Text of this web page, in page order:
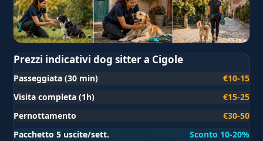
Prezzi indicativi dog sitter a Cigole
Passeggiata (30 min)
€10-15
Visita completa (1h)
€15-25
Pernottamento
€30-50
Pacchetto 5 uscite/sett.
Sconto 10-20%